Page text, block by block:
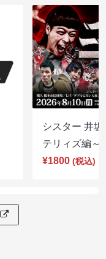
シスター 井
テリィズ編
¥1800 (税込)